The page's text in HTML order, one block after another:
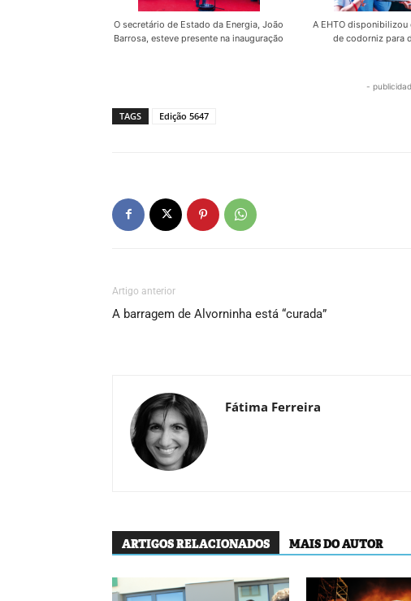
O secretário de Estado da Energia, João
Barrosa, esteve presente na inauguração
A EHTO
de codorniz para
-
TAGS Edição 5647
Artigo anterior
A barragem de Alvorninha está “curada”
Fátima Ferreira
ARTIGOS RELACIONADOS MAIS DO AUTOR